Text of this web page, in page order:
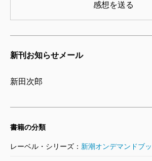
感想を送る
新刊お知らせメール
新田次郎
書籍の分類
レーベル・シリーズ： 新潮オンデマンドブ